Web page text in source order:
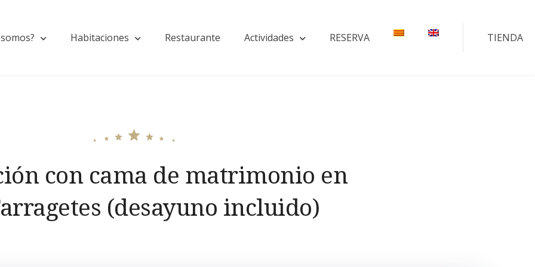
Habitaciones Restaurante Actividades RESERVA TIENDA
con cama de matrimonio en
(desayuno incluido)